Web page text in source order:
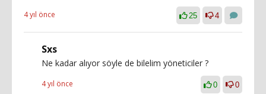
4 yıl önce 25 4
Sxs
Ne kadar alıyor söyle de bilelim yöneticiler ?
4 yıl önce 0 0